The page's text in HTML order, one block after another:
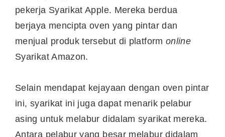
pekerja Syarikat Apple. Mereka berdua
berjaya mencipta oven yang pintar dan
menjual produk tersebut di platform online
Syarikat Amazon.
Selain mendapat kejayaan dengan oven pintar
ini, syarikat ini juga dapat menarik pelabur
asing untuk melabur didalam syarikat mereka.
Antara pelabur yang besar melabur didalam